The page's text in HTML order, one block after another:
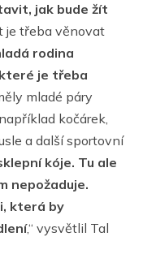
jak bude žít
je třeba věnovat
rodina
je třeba
mladé páry
kočárek,
a další sportovní
kóje. Tu ale
nepožaduje.
která by
,“ vysvětlil Tal